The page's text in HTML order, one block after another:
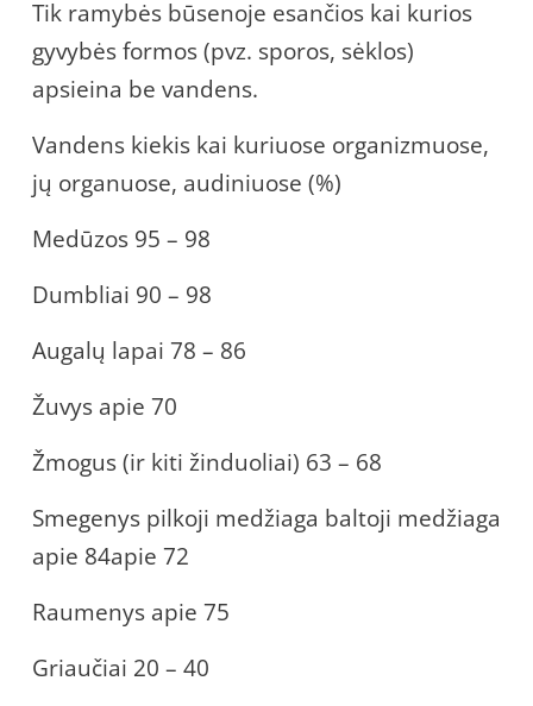
Tik ramybės būsenoje esančios kai kurios
gyvybės formos (pvz. sporos, sėklos)
apsieina be vandens.
Vandens kiekis kai kuriuose organizmuose,
jų organuose, audiniuose (%)
Medūzos 95 – 98
Dumbliai 90 – 98
Augalų lapai 78 – 86
Žuvys apie 70
Žmogus (ir kiti žinduoliai) 63 – 68
Smegenys pilkoji medžiaga baltoji medžiaga
apie 84apie 72
Raumenys apie 75
Griaučiai 20 – 40